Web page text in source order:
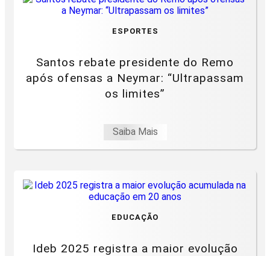
ESPORTES
Santos rebate presidente do Remo
após ofensas a Neymar: “Ultrapassam
os limites”
Saiba Mais
EDUCAÇÃO
Ideb 2025 registra a maior evolução